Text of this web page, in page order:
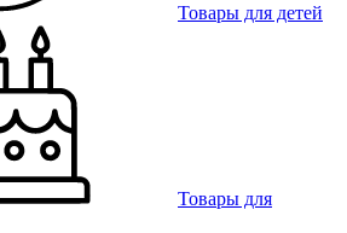
Товары для детей
Товары для